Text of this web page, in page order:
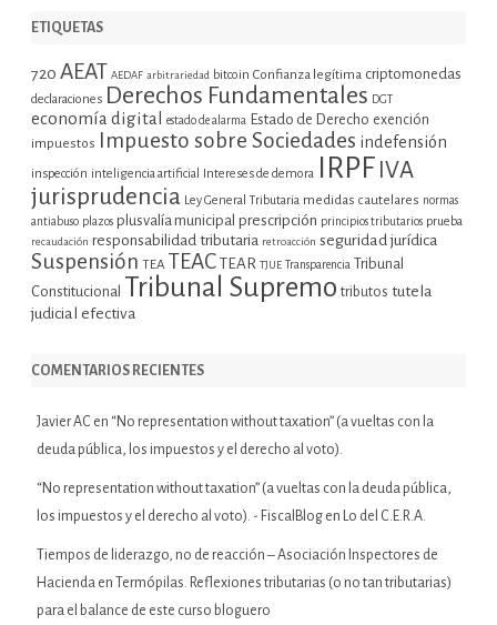
ETIQUETAS
720 AEAT AEDAF arbitrariedad bitcoin Confianza legítima criptomonedas
declaraciones Derechos Fundamentales DGT
economía digital estado de alarma Estado de Derecho exención
impuestos Impuesto sobre Sociedades indefensión
inspección inteligencia artificial Intereses de demora IRPF IVA
jurisprudencia Ley General Tributaria medidas cautelares normas
antiabuso plazos plusvalía municipal prescripción principios tributarios prueba
recaudación responsabilidad tributaria retroacción seguridad jurídica
Suspensión TEA TEAC TEAR TJUE Transparencia Tribunal
Constitucional Tribunal Supremo tributos tutela
judicial efectiva
COMENTARIOS RECIENTES
Javier AC en “No representation without taxation” (a vueltas con la
deuda pública, los impuestos y el derecho al voto).
“No representation without taxation” (a vueltas con la deuda pública,
los impuestos y el derecho al voto). - FiscalBlog en Lo del C.E.R.A.
Tiempos de liderazgo, no de reacción – Asociación Inspectores de
Hacienda en
Termópilas. Reflexiones tributarias (o no tan tributarias)
para el balance de este curso bloguero